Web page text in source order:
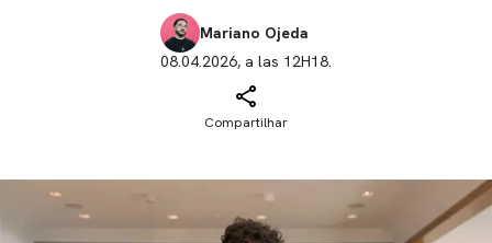
Mariano Ojeda
08.04.2026, a las 12H18.
Compartilhar